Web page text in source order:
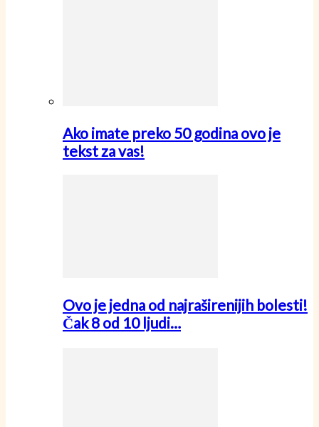
Ako imate preko 50 godina ovo je
tekst za vas!
Ovo je jedna od najraširenijih bolesti!
Čak 8 od 10 ljudi…